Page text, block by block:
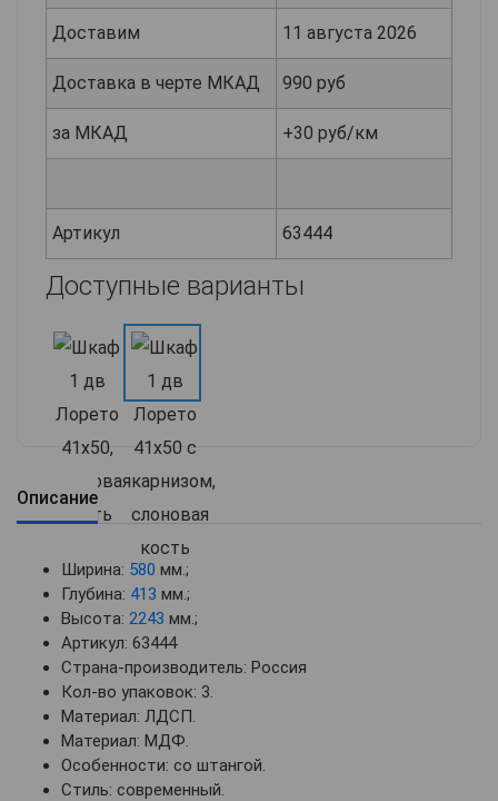
Доставим 11 августа 2026
Доставка в черте МКАД 990 руб
за МКАД +30 руб/км
Артикул 63444
Доступные варианты
Описание
Ширина: 580 мм.;
Глубина: 413 мм.;
Высота: 2243 мм.;
Артикул: 63444
Страна-производитель: Россия
Кол-во упаковок: 3.
Материал: ЛДСП.
Материал: МДФ.
Особенности: со штангой.
Стиль: современный.